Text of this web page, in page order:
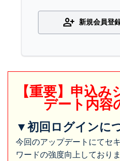
person_add 新規会員登
【重要】申込
デート内容
▼初回ログインに
今回のアップデートにてセ
ワードの強度向上しておりま